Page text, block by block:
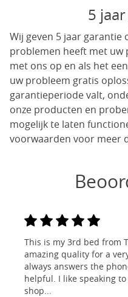
5
Wij geven 5 jaar garantie
problemen heeft met uw
met ons op en als het
uw probleem gratis
garantieperiode valt,
onze producten en
mogelijk te laten
voorwaarden voor meer
This is my 3rd bed from
amazing quality for a
always answers the
helpful. I like speaking
shop...